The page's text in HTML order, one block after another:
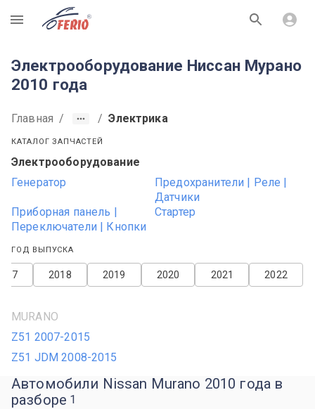
R
Электрооборудование Ниссан Мурано
2010 года
Главная / / Электрика
КАТАЛОГ ЗАПЧАСТЕЙ
Электрооборудование
Генератор
Предохранители | Реле |
Датчики
Приборная панель |
Переключатели | Кнопки
Стартер
ГОД ВЫПУСКА
2022
2021
2020
2019
2018
MURANO
Z51 2007-2015
Z51 JDM 2008-2015
Автомобили Nissan Murano 2010 года в
разборе 1